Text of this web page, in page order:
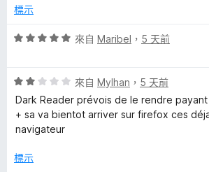
分
滿
5
標示
評
分
，
滿
分
分
來自 Maribel ， 5 天前
評
價
2
分
滿
來自 Mylhan ， 5 天前
Dark Reader prévois de le rendre
+ sa va bientot arriver sur firefox ces
navigateur
標示